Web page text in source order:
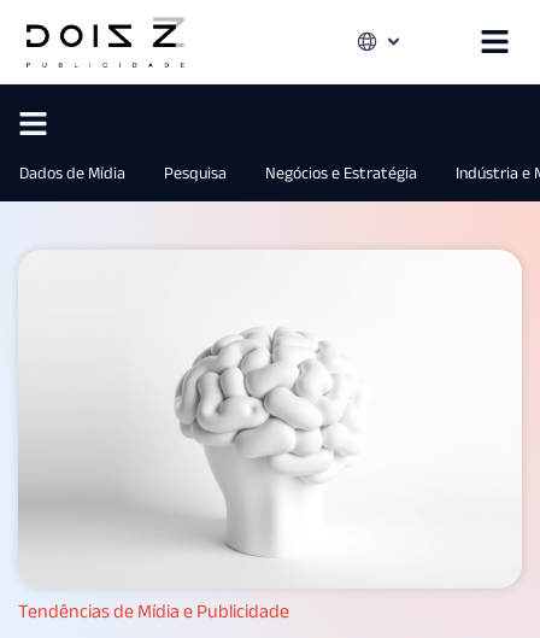
Dados de Mídia Pesquisa Negócios e Estratégia Indústria e
Tendências de Mídia e Publicidade